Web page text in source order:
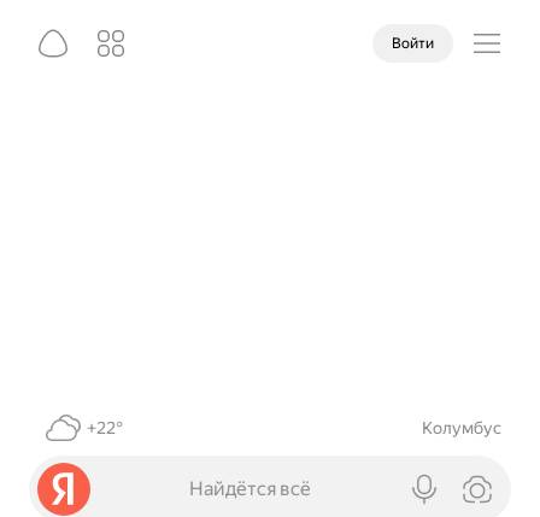
Войти
+22° Колумбус
Найдётся всё